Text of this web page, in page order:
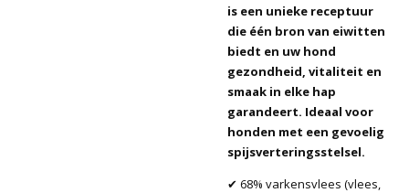
is een unieke receptuur
die één bron van eiwitten
biedt en uw hond
gezondheid, vitaliteit en
smaak in elke hap
garandeert. Ideaal voor
honden met een gevoelig
spijsverteringsstelsel.
✔ 68% varkensvlees (vlees,